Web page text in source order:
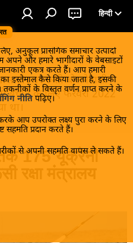
हिन्दी
अनुकूल प्रासंगिक समाचार उत्पादों
अपने और हमारे भागीदारों के वेबसाइटों
एकत्र करते हैं। आप हमारी
इस्तेमाल कैसे किया जाता है, इसकी
के विस्तृत वर्णन प्राप्त करने के
नीति पढ़िए।
आप उपरोक्त लक्ष्य पुरा करने के लिए
प्रदान करते हैं।
से अपनी सहमति वापस ले सकते हैं।
तौर पर रूसी बोलनेवाली
बचाने के लिए फरवरी 2022
175 यूक्रेनी
रक्षा मंत्रालय